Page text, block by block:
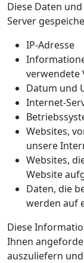
Diese Daten
Server
IP-Adresse
verwendete
Datum und
Internet-
Websites,
unsere
Websites,
Website
Daten, die
werden auf
Diese
Ihnen
auszuliefern